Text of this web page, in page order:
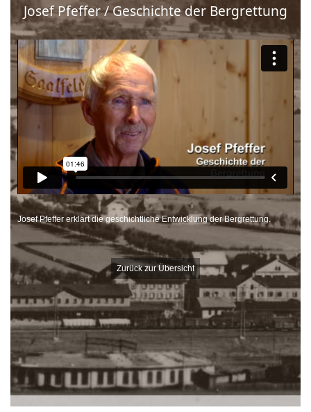
Josef Pfeffer / Geschichte der Bergrettung
Josef Pfeffer erklärt die geschichtliche Entwicklung der Bergrettung.
Zurück zur Übersicht